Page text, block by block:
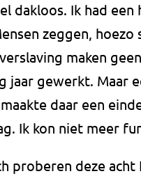
dakloos. Ik had een
zeggen, hoezo
maken
jaar gewerkt. Maar
daar een
Ik kon niet meer
proberen deze